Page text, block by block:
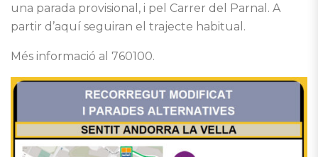
una parada provisional, i pel Carrer del Parnal. A
partir d’aquí seguiran el trajecte habitual.
Més informació al 760100.